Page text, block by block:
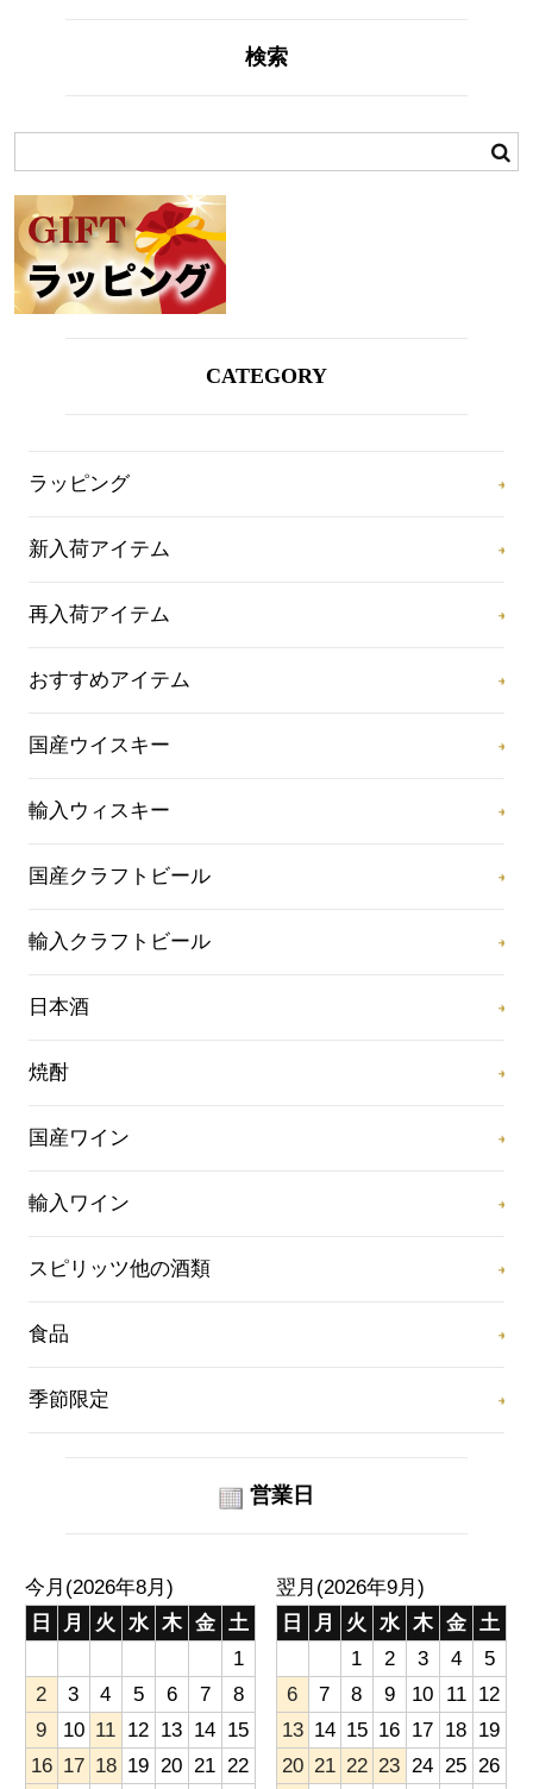
検索
CATEGORY
ラッピング
新入荷アイテム
再入荷アイテム
おすすめアイテム
国産ウイスキー
輸入ウィスキー
国産クラフトビール
輸入クラフトビール
日本酒
焼酎
国産ワイン
輸入ワイン
スピリッツ他の酒類
食品
季節限定
営業日
今月(2026年8月)
日
月 火 水 木 金 土
1
2
3 4 5 6 7
8
9
10 11 12 13 14 15
16 17 18 19 20 21 22
翌月(2026年9月)
日
月 火 水 木 金
土
1
2 3 4
5
6
7 8 9 10 11
12
13 14 15 16 17 18 19
20 21 22 23 24 25 26